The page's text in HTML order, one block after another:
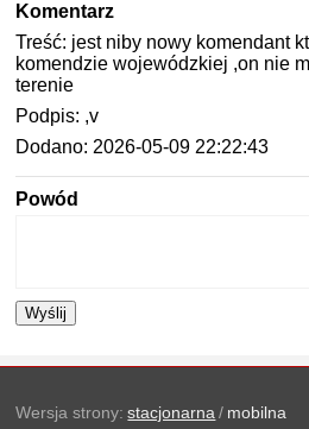
Komentarz
Treść: jest niby nowy komendant
komendzie wojewódzkiej ,on nie
terenie
Podpis: ,v
Dodano: 2026-05-09 22:22:43
Powód
Wyślij
Wersja strony: stacjonarna / mobilna